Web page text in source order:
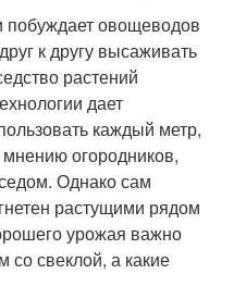
овощеводов
к другу высаживать
растений
дает
каждый метр,
огородников,
Однако сам
растущими рядом
урожая важно
со свеклой, а какие